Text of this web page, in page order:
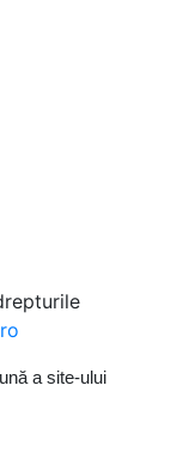
a site-ului